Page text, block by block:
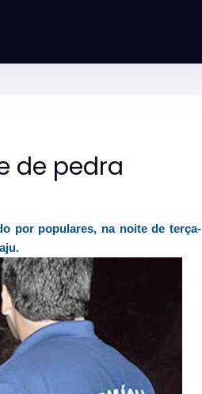
de pedra
por populares, na noite de terça-